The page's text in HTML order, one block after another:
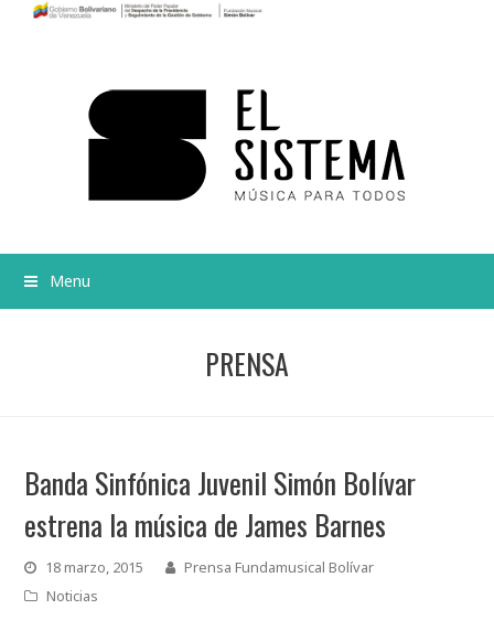
Menu
PRENSA
Banda Sinfónica Juvenil Simón Bolívar
estrena la música de James Barnes
18 marzo, 2015
Prensa Fundamusical Bolívar
Noticias